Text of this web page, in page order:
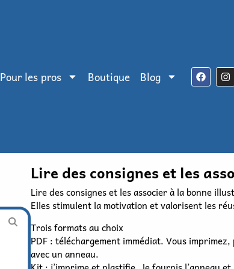
Pour les pros Boutique Blog
Lire des consignes et les
Lire des consignes et les associer à la bonne
découpez, posez les scratchs et reliez avec
Prêt à l’emploi : déjà découpé, relié, et avec
2,90€–14,50€
Support